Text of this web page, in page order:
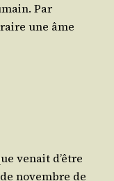
Par
une âme
venait d’être
novembre de